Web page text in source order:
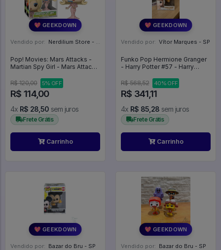
💖 GEEKDOWN
Vendido por: Nerdilium Store - SP
Pop! Movies: Mars Attacks -
Martian Spy Girl - Mars Attacks
R$ 120,00
5% OFF
R$ 114,00
4x R$ 28,50 sem juros
Frete Grátis
Carrinho
💖 GEEKDOWN
Vendido por: Vítor Marques - SP
Funko Pop Hermione Granger
- Harry Potter #57 - Harry
R$ 568,52
40% OFF
R$ 341,11
4x R$ 85,28 sem juros
Frete Grátis
Carrinho
💖 GEEKDOWN
Vendido por: Bazar do Bru - SP
💖 GEEKDOWN
Vendido por: Bazar do Bru - SP